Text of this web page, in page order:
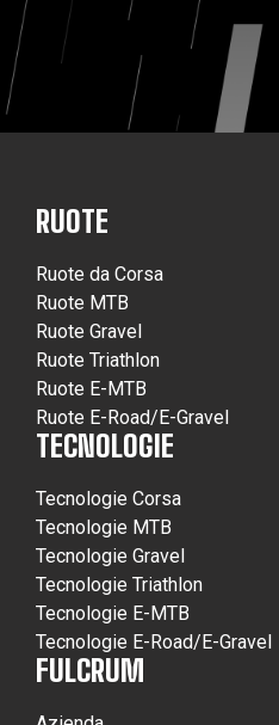
RUOTE
Ruote da Corsa
Ruote MTB
Ruote Gravel
Ruote Triathlon
Ruote E-MTB
Ruote E-Road/E-Gravel
TECNOLOGIE
Tecnologie Corsa
Tecnologie MTB
Tecnologie Gravel
Tecnologie Triathlon
Tecnologie E-MTB
Tecnologie E-Road/E-Gravel
FULCRUM